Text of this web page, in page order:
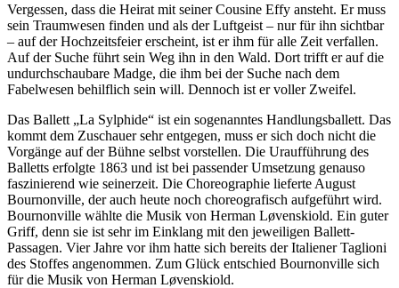
Vergessen, dass die Heirat mit seiner Cousine Effy ansteht. Er muss
sein Traumwesen finden und als der Luftgeist – nur für ihn sichtbar
– auf der Hochzeitsfeier erscheint, ist er ihm für alle Zeit verfallen.
Auf der Suche führt sein Weg ihn in den Wald. Dort trifft er auf die
undurchschaubare Madge, die ihm bei der Suche nach dem
Fabelwesen behilflich sein will. Dennoch ist er voller Zweifel.
Das Ballett „La Sylphide“ ist ein sogenanntes Handlungsballett. Das
kommt dem Zuschauer sehr entgegen, muss er sich doch nicht die
Vorgänge auf der Bühne selbst vorstellen. Die Uraufführung des
Balletts erfolgte 1863 und ist bei passender Umsetzung genauso
faszinierend wie seinerzeit. Die Choreographie lieferte August
Bournonville, der auch heute noch choreografisch aufgeführt wird.
Bournonville wählte die Musik von Herman Løvenskiold. Ein guter
Griff, denn sie ist sehr im Einklang mit den jeweiligen Ballett-
Passagen. Vier Jahre vor ihm hatte sich bereits der Italiener Taglioni
des Stoffes angenommen. Zum Glück entschied Bournonville sich
für die Musik von Herman Løvenskiold.